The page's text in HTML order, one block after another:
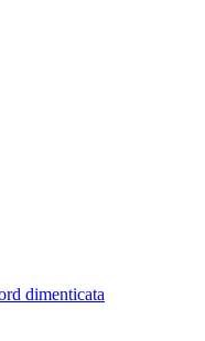
dimenticata